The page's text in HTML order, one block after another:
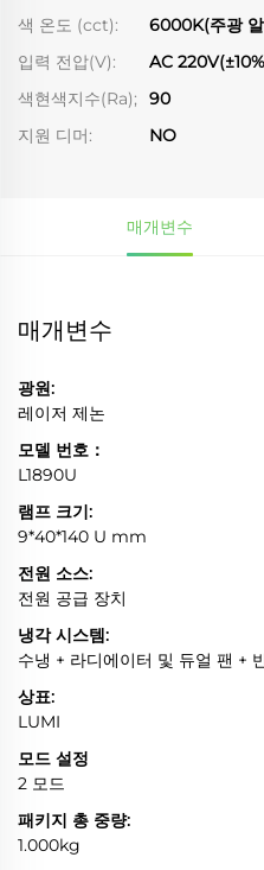
색 온도 (cct):
6000K(주광
입력 전압(V):
AC
색현색지수(Ra);
90
지원 디머:
NO
매개변수
매개변수
광원:
레이저 제논
모델 번호：
L1890U
램프 크기:
9*40*140 U mm
전원 소스:
전원 공급 장치
냉각 시스템:
수냉 + 라디에이터 및 듀얼 팬 +
상표:
LUMI
모드 설정
2 모드
패키지 총 중량:
1.000kg